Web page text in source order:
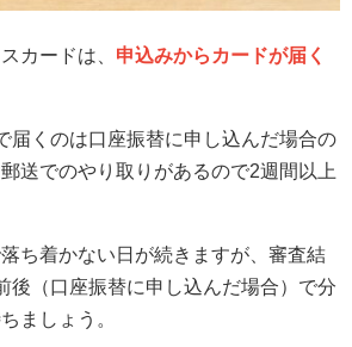
カードは、 申込みからカードが届く
届くのは口座振替に申し込んだ場合の
送でのやり取りがあるので2週間以上
ち着かない日が続きますが、審査結
後（口座振替に申し込んだ場合）で分
ましょう。